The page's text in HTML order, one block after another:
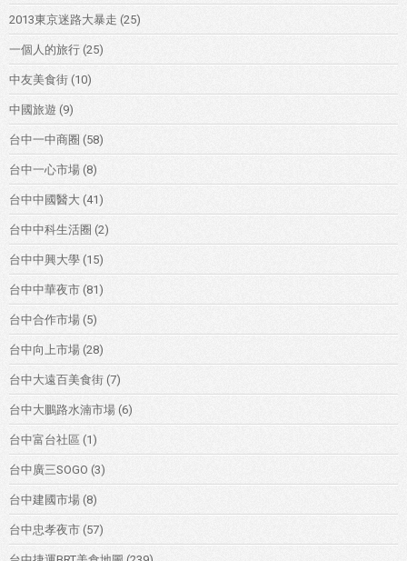
2013東京迷路大暴走 (25)
一個人的旅行 (25)
中友美食街 (10)
中國旅遊 (9)
台中一中商圈 (58)
台中一心市場 (8)
台中中國醫大 (41)
台中中科生活圈 (2)
台中中興大學 (15)
台中中華夜市 (81)
台中合作市場 (5)
台中向上市場 (28)
台中大遠百美食街 (7)
台中大鵬路水湳市場 (6)
台中富台社區 (1)
台中廣三SOGO (3)
台中建國市場 (8)
台中忠孝夜市 (57)